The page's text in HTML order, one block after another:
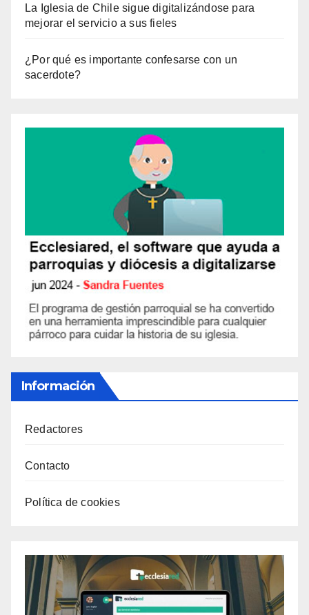
La Iglesia de Chile sigue digitalizándose para
mejorar el servicio a sus fieles
¿Por qué es importante confesarse con un
sacerdote?
Información
Redactores
Contacto
Política de cookies